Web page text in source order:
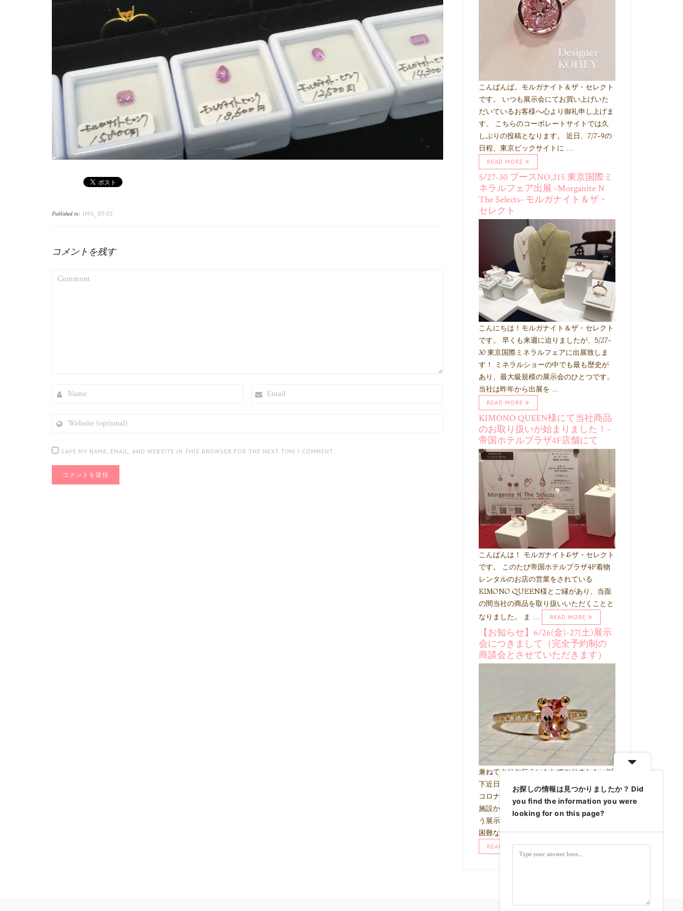
Published in: IMG_8502
コメントを残す
(OPTIONAL)
SAVE MY NAME, EMAIL, AND WEBSITE IN THIS BROWSER FOR THE NEXT TIME I COMMENT.
こんばんば。モルガナイト＆ザ・セレクト
です。 いつも展示会にてお買い上げいた
だいているお客様へ心より御礼申し上げま
す。 こちらのコーポレートサイトでは久
しぶりの投稿となります。 近日、7/7-9の
日程、東京ビックサイトに …
READ MORE
5/27-30 ブースNO,215 東京国際ミ
ネラルフェア出展 -Morganite N
The Selects- モルガナイト＆ザ・
セレクト
こんにちは！モルガナイト＆ザ・セレクト
です。 早くも来週に迫りましたが、5/27-
30 東京国際ミネラルフェアに出展致しま
す！ ミネラルショーの中でも最も歴史が
あり、最大級規模の展示会のひとつです。
当社は昨年から出展を …
READ MORE
KIMONO QUEEN様にて当社商品
のお取り扱いが始まりました！-
帝国ホテルプラザ4F店舗にて
こんばんは！ モルガナイト&ザ・セレクト
です。 このたび帝国ホテルプラザ4F着物
レンタルのお店の営業をされている
KIMONO QUEEN様とご縁があり、当面
の間当社の商品を取り扱いいただくことと
なりました。 ま …
READ MORE
【お知らせ】6/26(金)-27(土)展示
会につきまして（完全予約制の
商談会とさせていただきます）
兼ねてよりお伝えいたしておりました、以
下近日の展示会につきまして 直近の新型
コロナウイルス感染症の状況により、当該
施設からの指示により 積極的な集客を伴
う展示会という形でイベントを行うことが
困難な状況と なり、完全予約性 …
READ MORE
お探しの情報は見つかりましたか？ Did
you find the information you were
looking for on this page?